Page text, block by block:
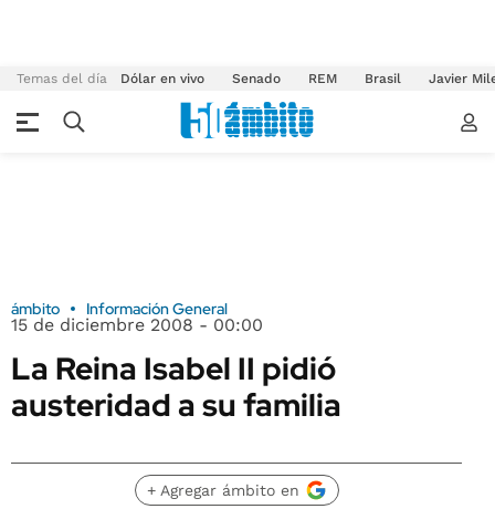
Temas del día Dólar en vivo Senado REM Brasil Javier
ámbito Información General
15 de diciembre 2008 - 00:00
La Reina Isabel II pidió
austeridad a su familia
+ Agregar ámbito en